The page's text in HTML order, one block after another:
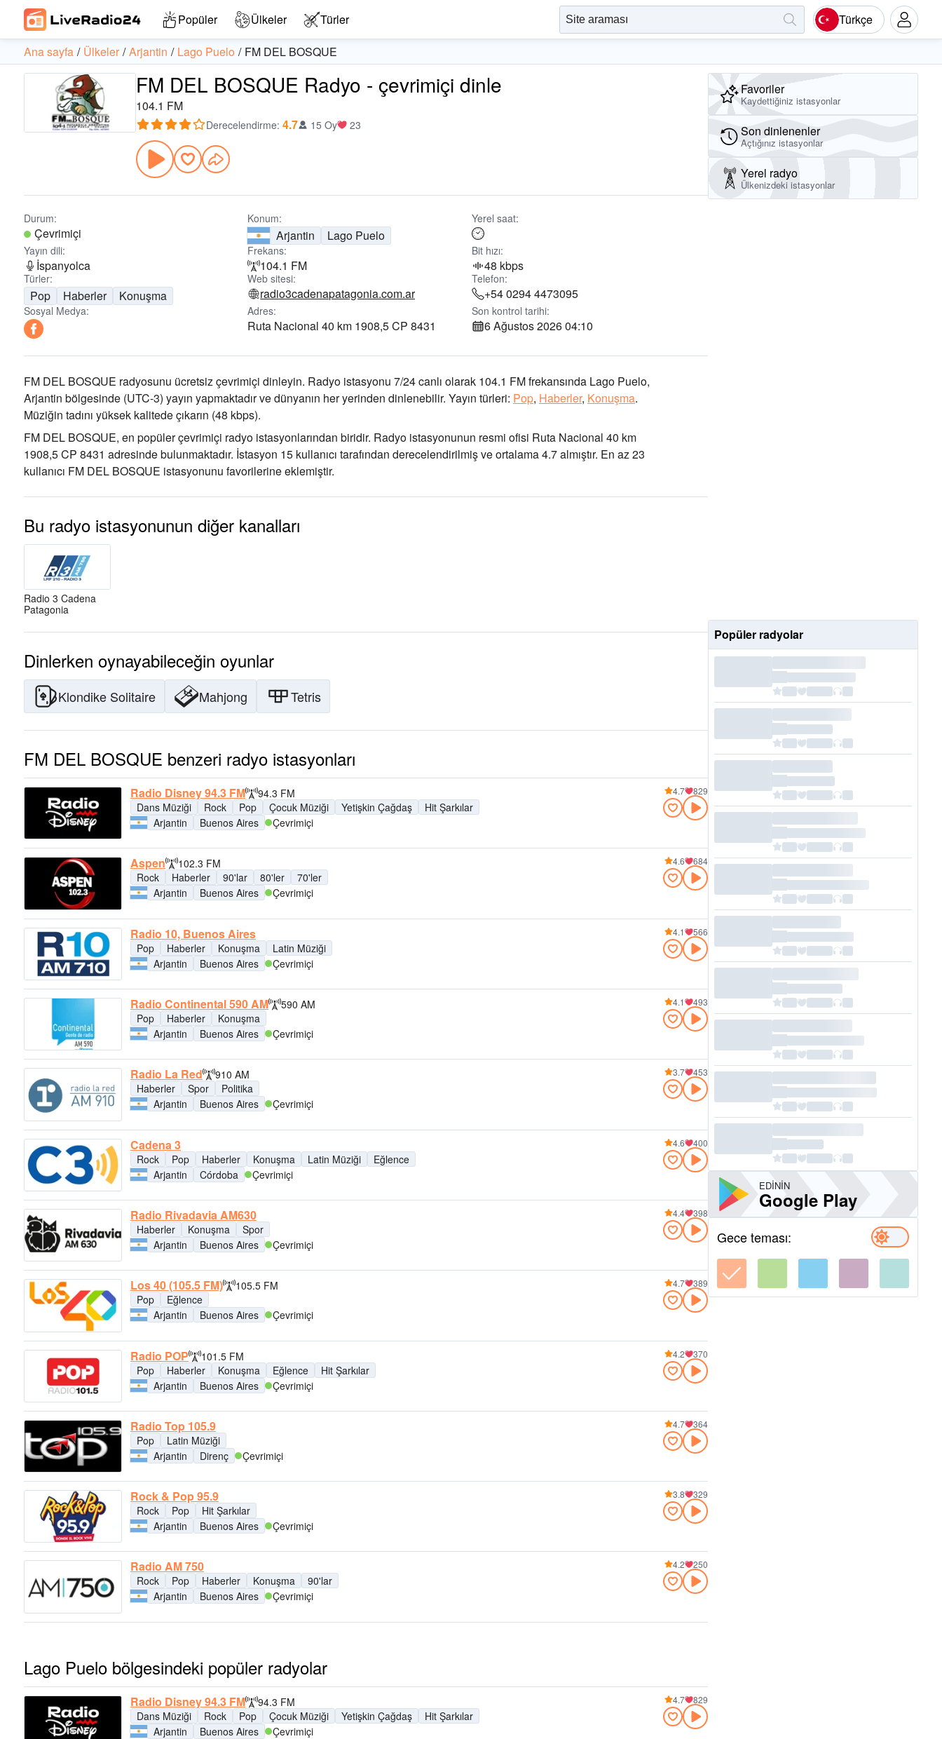
Popüler Ülkeler Türler Türkçe
Ana sayfa Ülkeler Arjantin Lago Puelo FM DEL BOSQUE
FM DEL BOSQUE Radyo - çevrimiçi dinle
104.1 FM
Derecelendirme: 4.7 15 Oy 23
Durum:
Çevrimiçi
Konum:
Arjantin Lago Puelo
Yerel saat:
Yayın dili:
İspanyolca
Frekans:
104.1 FM
Bit hızı:
48 kbps
Türler:
Pop Haberler Konuşma
Web sitesi:
radio3cadenapatagonia.com.ar
Telefon:
+54 0294 4473095
Sosyal Medya: Adres:
Ruta Nacional 40 km 1908,5 CP 8431
Son kontrol tarihi:
6 Ağustos 2026 04:10
FM DEL BOSQUE radyosunu ücretsiz çevrimiçi dinleyin. Radyo istasyonu 7/24 canlı olarak 104.1 FM frekansında Lago Puelo,
Arjantin bölgesinde (UTC-3) yayın yapmaktadır ve dünyanın her yerinden dinlenebilir. Yayın türleri: Pop, Haberler, Konuşma.
Müziğin tadını yüksek kalitede çıkarın (48 kbps).
FM DEL BOSQUE, en popüler çevrimiçi radyo istasyonlarından biridir. Radyo istasyonunun resmi ofisi Ruta Nacional 40 km
1908,5 CP 8431 adresinde bulunmaktadır. İstasyon 15 kullanıcı tarafından derecelendirilmiş ve ortalama 4.7 almıştır. En az 23
kullanıcı FM DEL BOSQUE istasyonunu favorilerine eklemiştir.
Bu radyo istasyonunun diğer kanalları
Radio 3 Cadena
Patagonia
Dinlerken oynayabileceğin oyunlar
Klondike Solitaire Mahjong Tetris
FM DEL BOSQUE benzeri radyo istasyonları
Radio Disney 94.3 FM
94.3 FM
Dans Müziği
Rock Pop Çocuk Müziği Yetişkin Çağdaş
Hit Şarkılar
Arjantin
Buenos Aires Çevrimiçi
4.7 829
Aspen
102.3 FM
Rock
Haberler 90'lar 80'ler
70'ler
Arjantin
Buenos Aires Çevrimiçi
4.6 684
Radio 10, Buenos Aires
Pop Haberler Konuşma
Latin Müziği
Arjantin
Buenos Aires Çevrimiçi
4.1 566
Radio Continental 590 AM
590 AM
Pop
Haberler
Konuşma
Arjantin
Buenos Aires Çevrimiçi
4.1 493
Radio La Red
910 AM
Haberler
Spor
Politika
Arjantin
Buenos Aires Çevrimiçi
3.7 453
Cadena 3
Rock Pop Haberler Konuşma Latin Müziği
Eğlence
Arjantin
Córdoba Çevrimiçi
4.6 400
Radio Rivadavia AM630
Haberler Konuşma
Spor
Arjantin
Buenos Aires Çevrimiçi
4.4 398
Los 40 (105.5 FM)
105.5 FM
Pop
Eğlence
Arjantin
Buenos Aires Çevrimiçi
4.7 389
Radio POP
101.5 FM
Pop
Haberler Konuşma Eğlence
Hit Şarkılar
Arjantin
Buenos Aires Çevrimiçi
4.2 370
Radio Top 105.9
Pop
Latin Müziği
Arjantin
Direnç Çevrimiçi
4.7 364
Rock & Pop 95.9
Rock Pop
Hit Şarkılar
Arjantin
Buenos Aires Çevrimiçi
3.8 329
Radio AM 750
Rock Pop Haberler Konuşma
90'lar
Arjantin
Buenos Aires Çevrimiçi
4.2 250
Lago Puelo bölgesindeki popüler radyolar
Radio Disney 94.3 FM
94.3 FM
Dans Müziği
Rock Pop Çocuk Müziği Yetişkin Çağdaş
Hit Şarkılar
Arjantin
Buenos Aires Çevrimiçi
4.7 829
Favoriler
Kaydettiğiniz istasyonlar
Son dinlenenler
Açtığınız istasyonlar
Yerel radyo
Ülkenizdeki istasyonlar
Popüler radyolar
EDININ
Google Play
Gece teması: